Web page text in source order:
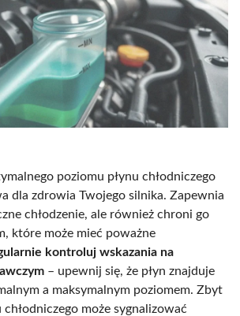
poziomu płynu chłodniczego
dla zdrowia Twojego silnika. Zapewnia
chłodzenie, ale również chroni go
które może mieć poważne
kontroluj wskazania na
– upewnij się, że płyn znajduje
a maksymalnym poziomem. Zbyt
chłodniczego może sygnalizować